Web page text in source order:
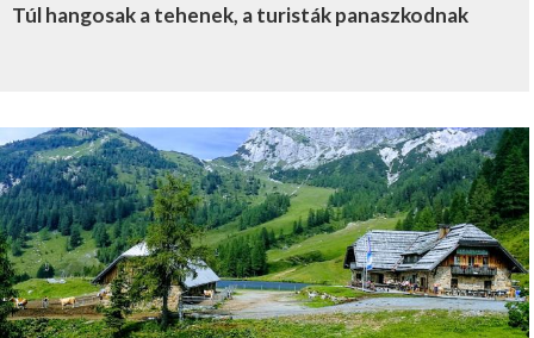
Túl hangosak a tehenek, a turisták panaszkodnak